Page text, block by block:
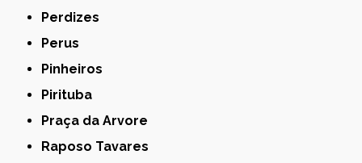
Perdizes
Perus
Pinheiros
Pirituba
Praça da Arvore
Raposo Tavares